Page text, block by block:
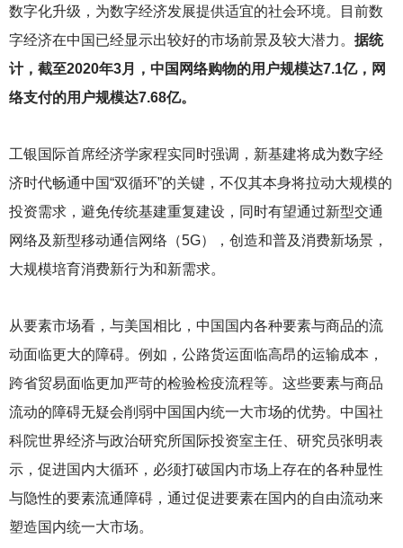
数字化升级，为数字经济发展提供适宜的社会环境。目前数
字经济在中国已经显示出较好的市场前景及较大潜力。 据统
计，截至2020年3月，中国网络购物的用户规模达7.1亿，网
络支付的用户规模达7.68亿。
工银国际首席经济学家程实同时强调，新基建将成为数字经
济时代畅通中国“双循环”的关键，不仅其本身将拉动大规模的
投资需求，避免传统基建重复建设，同时有望通过新型交通
网络及新型移动通信网络（5G），创造和普及消费新场景，
大规模培育消费新行为和新需求。
从要素市场看，与美国相比，中国国内各种要素与商品的流
动面临更大的障碍。例如，公路货运面临高昂的运输成本，
跨省贸易面临更加严苛的检验检疫流程等。这些要素与商品
流动的障碍无疑会削弱中国国内统一大市场的优势。中国社
科院世界经济与政治研究所国际投资室主任、研究员张明表
示，促进国内大循环，必须打破国内市场上存在的各种显性
与隐性的要素流通障碍，通过促进要素在国内的自由流动来
塑造国内统一大市场。